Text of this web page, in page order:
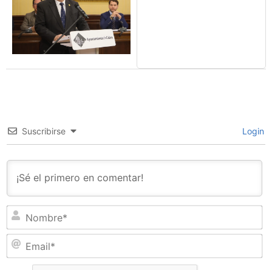
Suscribirse Login